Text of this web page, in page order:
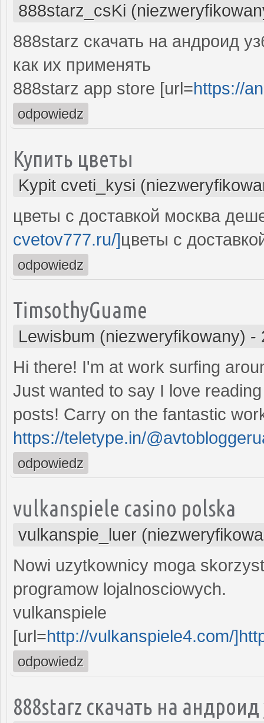
888starz_csKi
888starz скачать на андроид
как их применять
888starz app store [url=https://
odpowiedz
Купить цветы
Kypit cveti_kysi
цветы с доставкой москва
cvetov777.ru/]цветы с
odpowiedz
TimsothyGuame
Lewisbum (niezweryfikowany) -
Hi there! I'm at work surfing
Just wanted to say I love
posts! Carry on the fantastic
https://teletype.in/
odpowiedz
vulkanspiele casino polska
vulkanspie_luer
Nowi uzytkownicy moga
programow lojalnosciowych.
vulkanspiele
[url=http://vulkanspiele4.com/
odpowiedz
888starz скачать на андроид